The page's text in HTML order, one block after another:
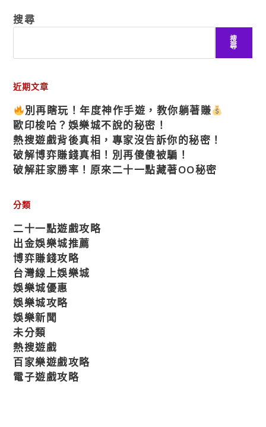
搜尋
搜
尋
近期文章
別再瞎玩！年度神作手遊，教你躺著賺
歐印梭哈？娛樂城不說的秘密！
熱搜遊戲背後真相，專家沒告訴你的秘密！
破解博弈賺錢真相！別再傻傻被騙！
破解莊家勝率！原來二十一點藏著OO秘密
分類
二十一點遊戲攻略
出金娛樂城推薦
博弈賺錢攻略
台灣線上娛樂城
娛樂城優惠
娛樂城攻略
娛樂新聞
未分類
熱搜遊戲
百家樂遊戲攻略
電子遊戲攻略